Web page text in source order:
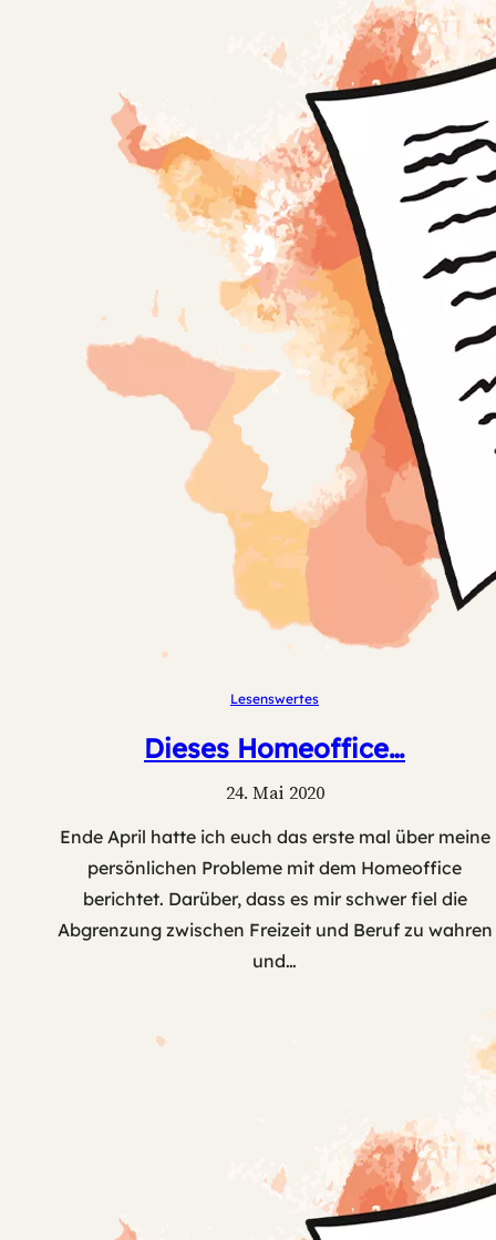
Lesenswertes
Dieses Homeoffice…
24. Mai 2020
Ende April hatte ich euch das erste mal über meine
persönlichen Probleme mit dem Homeoffice
berichtet. Darüber, dass es mir schwer fiel die
Abgrenzung zwischen Freizeit und Beruf zu wahren
und…